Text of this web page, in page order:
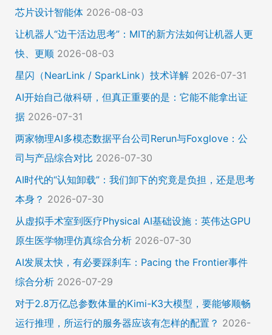
芯片设计智能体 2026-08-03
让机器人“边干活边思考”：MIT的新方法如何让机器人更
快、更顺 2026-08-03
星闪（NearLink / SparkLink）技术详解 2026-07-31
AI开始自己做科研，但真正重要的是：它能不能拿出证
据 2026-07-31
两家物理AI多模态数据平台公司Rerun与Foxglove：公
司与产品综合对比 2026-07-30
AI时代的“认知卸载”：我们卸下的究竟是负担，还是思考
本身？ 2026-07-30
从虚拟手术室到医疗Physical AI基础设施：英伟达GPU
原生医学物理仿真综合分析 2026-07-30
AI发展太快，有必要踩刹车：Pacing the Frontier事件
综合分析 2026-07-29
对于2.8万亿总参数体量的Kimi-K3大模型，要能够顺畅
运行推理，所运行的服务器应该有怎样的配置？ 2026-